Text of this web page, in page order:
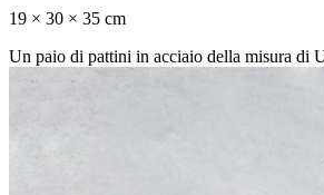
19 × 30 × 35 cm
Un paio di pattini in acciaio della misura di